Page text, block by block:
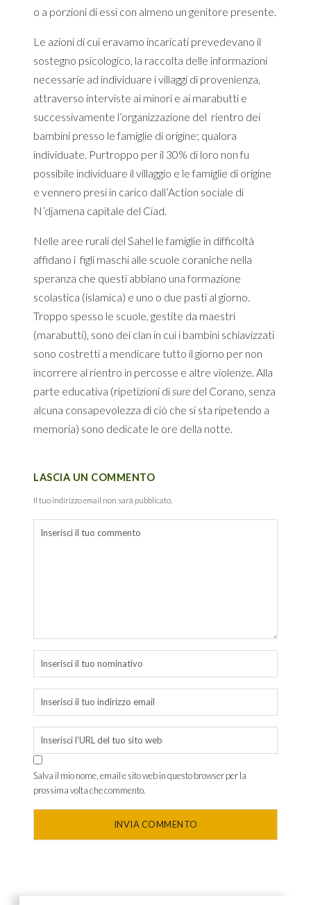
o a porzioni di essi con almeno un genitore presente.
Le azioni di cui eravamo incaricati prevedevano il
sostegno psicologico, la raccolta delle informazioni
necessarie ad individuare i villaggi di provenienza,
attraverso interviste ai minori e ai marabutti e
successivamente l’organizzazione del rientro dei
bambini presso le famiglie di origine; qualora
individuate. Purtroppo per il 30% di loro non fu
possibile individuare il villaggio e le famiglie di origine
e vennero presi in carico dall’Action sociale di
N’djamena capitale del Ciad.
Nelle aree rurali del Sahel le famiglie in difficoltà
affidano i figli maschi alle scuole coraniche nella
speranza che questi abbiano una formazione
scolastica (islamica) e uno o due pasti al giorno.
Troppo spesso le scuole, gestite da maestri
(marabutti), sono dei clan in cui i bambini schiavizzati
sono costretti a mendicare tutto il giorno per non
incorrere al rientro in percosse e altre violenze. Alla
parte educativa (ripetizioni disure del Corano, senza
alcuna consapevolezza di ciò che si sta ripetendo a
memoria) sono dedicate le ore della notte.
LASCIA UN COMMENTO
Il tuo indirizzo email non sarà pubblicato.
Salva il mio nome, email e sito web in questo browser per la
prossima volta che commento.